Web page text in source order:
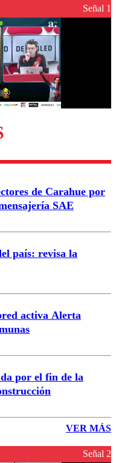
para garantizar un
Enviar comentario
Señal 1
de Carahue por
SAE
país: revisa la
activa Alerta
por el fin de la
VER MÁS
Señal 2